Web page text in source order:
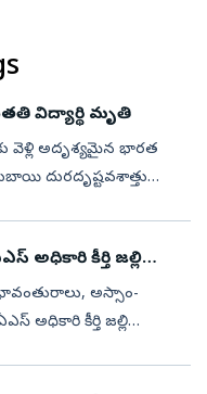
విద్యార్థి మృతి
వెళ్లి అదృశ్యమైన భారత
దురదృష్టవశాత్తు
అధికారి కీర్తి జల్లి
అస్సాం-
కీర్తి జల్లి